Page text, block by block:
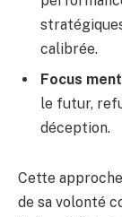
calibrée.
Focus
le futur,
déception.
Cette
de sa volonté